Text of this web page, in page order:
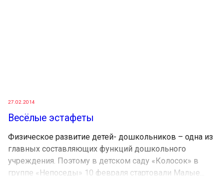
27.02.2014
Весёлые эстафеты
Физическое развитие детей- дошкольников – одна из
главных составляющих функций дошкольного
учреждения. Поэтому в детском саду «Колосок» в
группе «Непоседы» 10 февраля стартовали Малые...